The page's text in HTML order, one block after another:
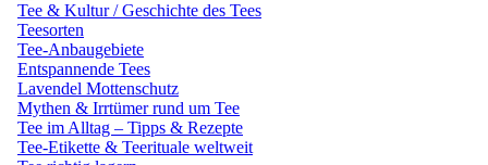
Tee & Kultur / Geschichte des Tees
Teesorten
Tee-Anbaugebiete
Entspannende Tees
Lavendel Mottenschutz
Mythen & Irrtümer rund um Tee
Tee im Alltag – Tipps & Rezepte
Tee-Etikette & Teerituale weltweit